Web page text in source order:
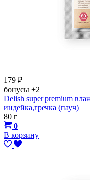
179 ₽
бонусы +2
Delish super premium
индейка,гречка (пауч)
80 г
0
В корзину